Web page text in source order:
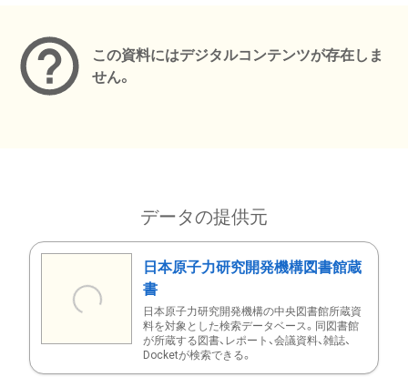
この資料にはデジタルコンテンツが存在しま
せん。
データの提供元
日本原子力研究開発機構図書館蔵
書
日本原子力研究開発機構の中央図書館所蔵資
料を対象とした検索データベース。同図書館
が所蔵する図書、レポート、会議資料、雑誌、
Docketが検索できる。